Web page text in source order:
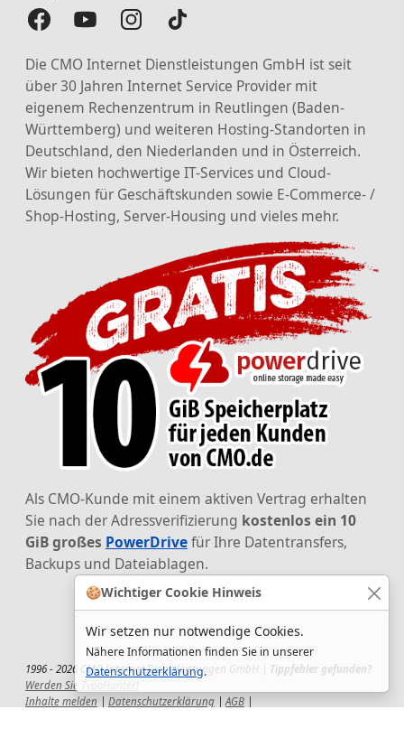
🍪Wichtiger Cookie Hinweis
Wir setzen nur notwendige Cookies.
Nähere Informationen finden Sie in unserer
Datenschutzerklärung.
Die CMO Internet Dienstleistungen GmbH ist seit
über 30 Jahren Internet Service Provider mit
eigenem Rechenzentrum in Reutlingen (Baden-
Württemberg) und weiteren Hosting-Standorten in
Deutschland, den Niederlanden und in Österreich.
Wir bieten hochwertige IT-Services und Cloud-
Lösungen für Geschäftskunden sowie E-Commerce- /
Shop-Hosting, Server-Housing und vieles mehr.
Als CMO-Kunde mit einem aktiven Vertrag erhalten
Sie nach der Adressverifizierung kostenlos ein 10
GiB großes PowerDrivefür Ihre Datentransfers,
Backups und Dateiablagen.
1996 - 2026 CMO Internet Dienstleistungen GmbH | Tippfehler gefunden?
Werden Sie TypoHunter!
Inhalte melden
Datenschutzerklärung AGB